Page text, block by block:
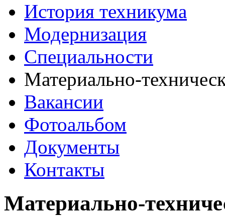
История техникума
Модернизация
Специальности
Материально-
Вакансии
Фотоальбом
Документы
Контакты
Материально-